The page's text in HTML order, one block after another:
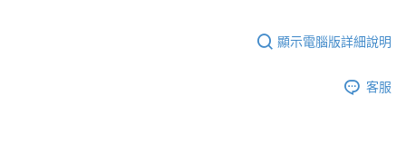
顯示電腦版詳細說明
客服